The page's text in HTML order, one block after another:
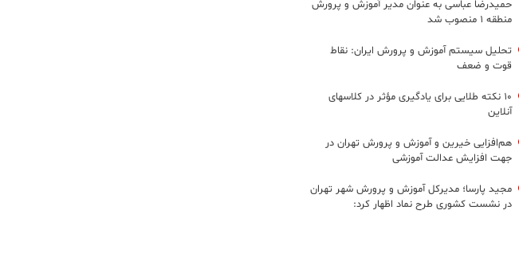
حمیدرضا عباسی به عنوان مدیر آموزش و پرورش
منطقه ۱ منصوب شد
تحلیل سیستم آموزش و پرورش ایران: نقاط
قوت و ضعف
۱۰ نکته طلایی برای یادگیری مؤثر در کلاسهای
آنلاین
هم‌افزایی خیرین و آموزش و پرورش تهران در
جهت افزایش عدالت آموزشی
مجید پارسا؛ مدیرکل آموزش و پرورش شهر تهران
در نشست کشوری طرح نماد اظهار کرد: